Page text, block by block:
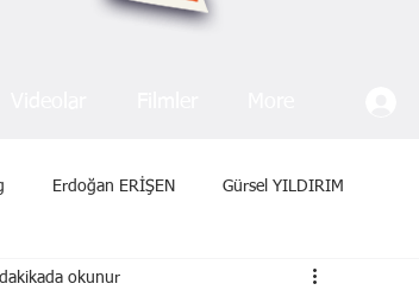
Erdoğan ERİŞEN Gürsel YILDIRIM
KADEMOĞLU Yavuz KALYONCU
okunur